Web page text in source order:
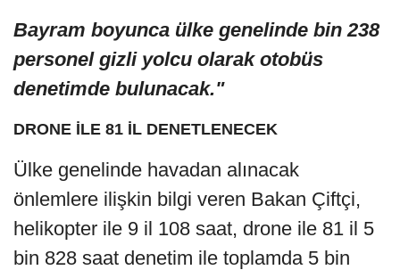
Bayram boyunca ülke genelinde bin 238
personel gizli yolcu olarak otobüs
denetimde bulunacak."
DRONE İLE 81 İL DENETLENECEK
Ülke genelinde havadan alınacak
önlemlere ilişkin bilgi veren Bakan Çiftçi,
helikopter ile 9 il 108 saat, drone ile 81 il 5
bin 828 saat denetim ile toplamda 5 bin